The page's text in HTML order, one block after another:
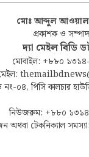
মোঃ আব্দুল আওয়াল
প্রকাশক ও
দ্যা মেইল বিডি
মোবাইল: +৮৮০
০৪, পিসি কালচার
নিউজরুম: +৮৮০
অথবা টেকনিক্যাল